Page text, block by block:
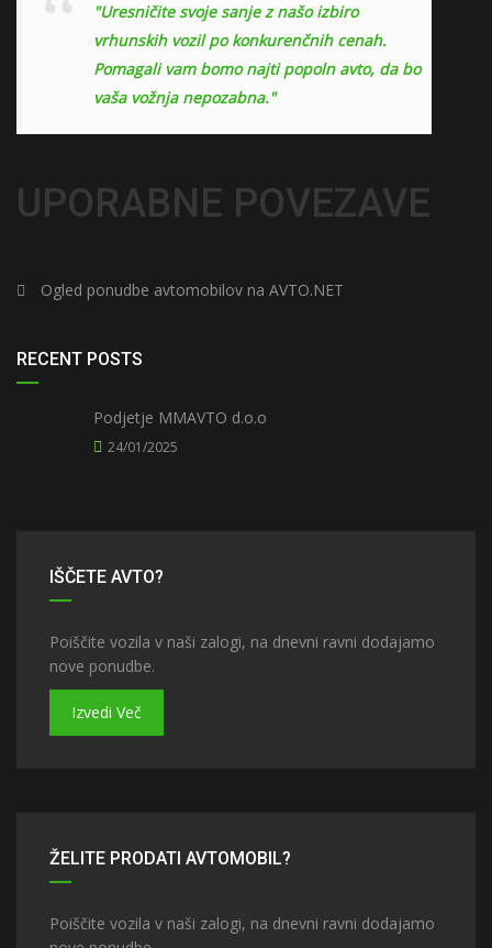
"Uresničite svoje sanje z našo izbiro
vrhunskih vozil po konkurenčnih cenah.
Pomagali vam bomo najti popoln avto, da bo
vaša vožnja nepozabna."
UPORABNE POVEZAVE
Ogled ponudbe avtomobilov na AVTO.NET
RECENT POSTS
Podjetje MMAVTO d.o.o
24/01/2025
IŠČETE AVTO?
Poiščite vozila v naši zalogi, na dnevni ravni dodajamo
nove ponudbe.
Izvedi Več
ŽELITE PRODATI AVTOMOBIL?
Poiščite vozila v naši zalogi, na dnevni ravni dodajamo